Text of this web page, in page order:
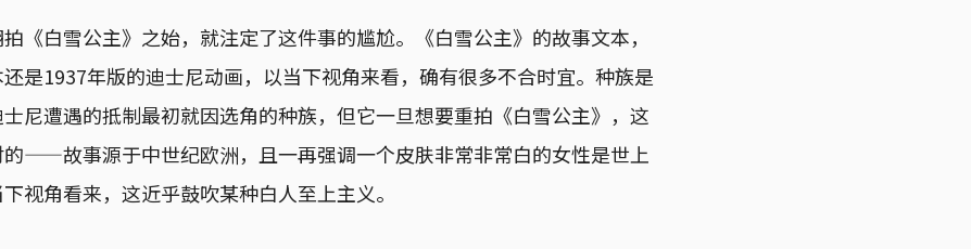
《白雪公主》之始，就注定了这件事的尴尬。《白雪公主》的故事文本，
是1937年版的迪士尼动画，以当下视角来看，确有很多不合时宜。种族是
尼遭遇的抵制最初就因选角的种族，但它一旦想要重拍《白雪公主》，这
——故事源于中世纪欧洲，且一再强调一个皮肤非常非常白的女性是世上
视角看来，这近乎鼓吹某种白人至上主义。